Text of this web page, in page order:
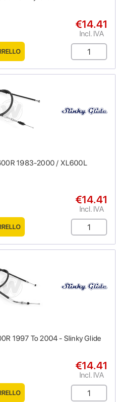
€14.41
Incl. IVA
1983-2000 / XL600L
€14.41
Incl. IVA
1997 To 2004 - Slinky Glide
€14.41
Incl. IVA